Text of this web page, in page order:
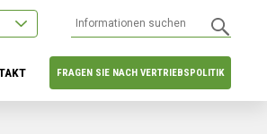
FRAGEN SIE NACH VERTRIEBSPOLITIK